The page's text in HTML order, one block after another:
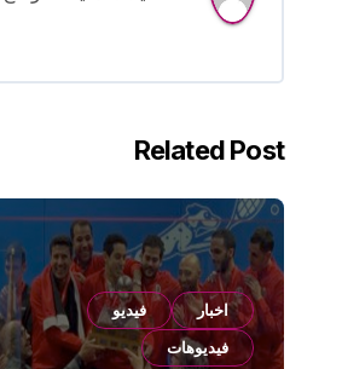
Related Post
اخبار
فيديو
فيديوهات